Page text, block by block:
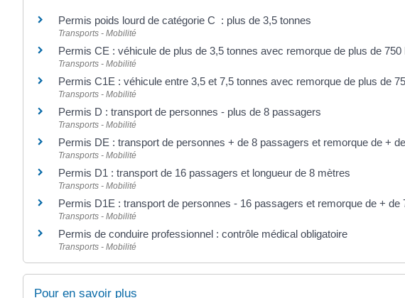
Permis poids lourd de catégorie C : plus de 3,5 tonnes
Transports - Mobilité
Permis CE : véhicule de plus de 3,5 tonnes avec remorque de plus de 750
Transports - Mobilité
Permis C1E : véhicule entre 3,5 et 7,5 tonnes avec remorque de plus de
Transports - Mobilité
Permis D : transport de personnes - plus de 8 passagers
Transports - Mobilité
Permis DE : transport de personnes + de 8 passagers et remorque de +
Transports - Mobilité
Permis D1 : transport de 16 passagers et longueur de 8 mètres
Transports - Mobilité
Permis D1E : transport de personnes - 16 passagers et remorque de + de
Transports - Mobilité
Permis de conduire professionnel : contrôle médical obligatoire
Transports - Mobilité
Pour en savoir plus